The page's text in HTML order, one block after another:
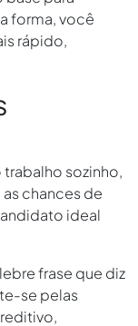
forma, você
rápido,
sozinho,
chances de
ideal
frase que diz
se pelas